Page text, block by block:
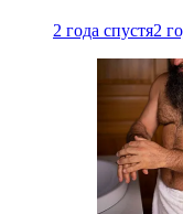
2 года спустя2